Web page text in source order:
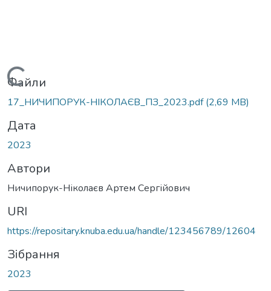
Вантажиться...
Файли
17_НИЧИПОРУК-НІКОЛАЄВ_ПЗ_2023.pdf(2,69 MB)
Дата
2023
Автори
Ничипорук-Ніколаєв Артем Сергійович
URI
https://repositary.knuba.edu.ua/handle/123456789/12604
Зібрання
2023